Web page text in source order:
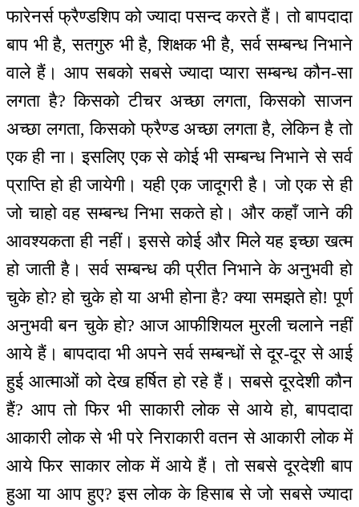
फारेनर्स फ्रैण्डशिप को ज्यादा पसन्द करते हैं। तो बापदादा
बाप भी है, सतगुरु भी है, शिक्षक भी है, सर्व सम्बन्ध निभाने
वाले हैं। आप सबको सबसे ज्यादा प्यारा सम्बन्ध कौन-सा
लगता है? किसको टीचर अच्छा लगता, किसको साजन
अच्छा लगता, किसको फ्रैण्ड अच्छा लगता है, लेकिन है तो
एक ही ना। इसलिए एक से कोई भी सम्बन्ध निभाने से सर्व
प्राप्ति हो ही जायेगी। यही एक जादूगरी है। जो एक से ही
जो चाहो वह सम्बन्ध निभा सकते हो। और कहाँ जाने की
आवश्यकता ही नहीं। इससे कोई और मिले यह इच्छा खत्म
हो जाती है। सर्व सम्बन्ध की प्रीत निभाने के अनुभवी हो
चुके हो? हो चुके हो या अभी होना है? क्या समझते हो! पूर्ण
अनुभवी बन चुके हो? आज आफीशियल मुरली चलाने नहीं
आये हैं। बापदादा भी अपने सर्व सम्बन्धों से दूर-दूर से आई
हुई आत्माओं को देख हर्षित हो रहे हैं। सबसे दूरदेशी कौन
हैं? आप तो फिर भी साकारी लोक से आये हो, बापदादा
आकारी लोक से भी परे निराकारी वतन से आकारी लोक में
आये फिर साकार लोक में आये हैं। तो सबसे दूरदेशी बाप
हुआ या आप हुए? इस लोक के हिसाब से जो सबसे ज्यादा